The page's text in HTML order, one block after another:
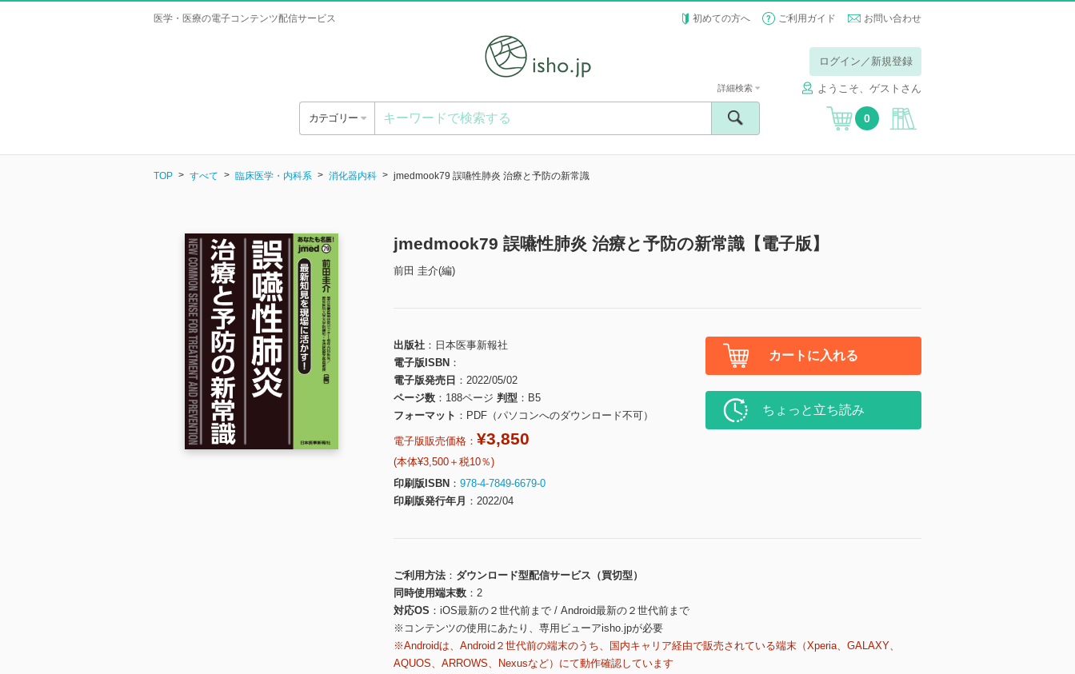
医学・医療の電子コンテンツ配信サービス 初めての方へ ご利用ガイド お問い合わせ
ログイン／新規登録
ようこそ、ゲストさん
カテゴリー
詳細検索
0
TOP すべて 臨床医学・内科系 消化器内科 jmedmook79 誤嚥性肺炎 治療と予防の新常識
jmedmook79 誤嚥性肺炎 治療と予防の新常識【電子版】
前田 圭介(編)
出版社
日本医事新報社
電子版ISBN
電子版発売日
2022/05/02
ページ数
188ページ 判型
B5
フォーマット
PDF（パソコンへのダウンロード不可）
電子版販売価格： ¥3,850
(本体¥3,500＋税10％)
印刷版ISBN
978-4-7849-6679-0
印刷版発行年月
2022/04
カートに入れる
ちょっと立ち読み
ご利用方法
ダウンロード型配信サービス（買切型）
同時使用端末数
2
対応OS
iOS最新の２世代前まで / Android最新の２世代前まで
※コンテンツの使用にあたり、専用ビューアisho.jpが必要
※Androidは、Android２世代前の端末のうち、国内キャリア経由で販売されている端末（Xperia、GALAXY、
AQUOS、ARROWS、Nexusなど）にて動作確認しています